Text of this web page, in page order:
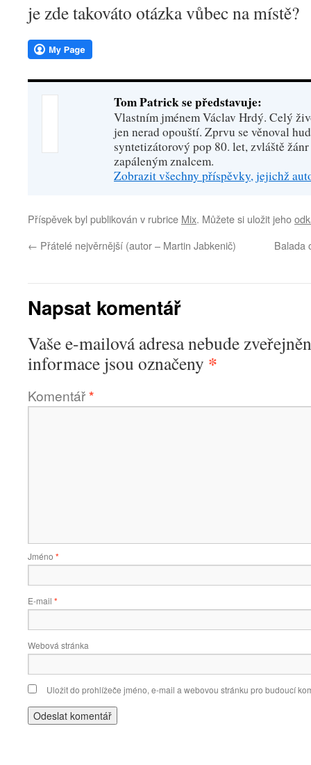
je zde takováto otázka vůbec na místě?
Tom Patrick se představuje:
Vlastním jménem Václav Hrdý. Celý
jen nerad opouští. Zprvu se věnoval
syntetizátorový pop 80. let, zvláště
zapáleným znalcem.
Zobrazit všechny příspěvky, jejichž
Příspěvek byl publikován v rubrice Mix. Můžete si uložit jeho
← Přátelé nejvěrnější (autor – Martin Jabkenič) Balada
Napsat komentář
Vaše e-mailová adresa nebude
informace jsou označeny *
Komentář*
Jméno *
E-mail *
Webová stránka
Uložit do prohlížeče jméno, e-mail a webovou stránku pro budoucí